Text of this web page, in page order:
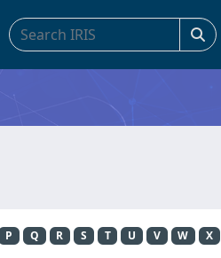
P Q R S T U V W X